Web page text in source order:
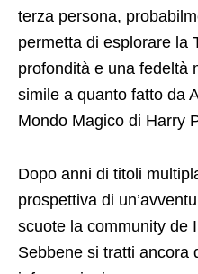
terza persona,
permetta di esplorare la
profondità e una fedeltà
simile a quanto fatto da
Mondo Magico di Harry
Dopo anni di titoli
prospettiva di
scuote la community de
Sebbene si tratti ancora